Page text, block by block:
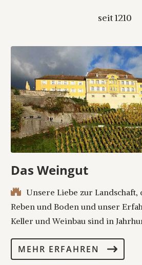
seit 1210
Das Weingut
Unsere Liebe zur Landschaft,
Reben und Boden und unser
Keller und Weinbau sind in
MEHR ERFAHREN